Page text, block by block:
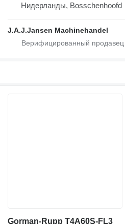
Нидерланды, Bosschenhoofd
J.A.J.Jansen Machinehandel
Gorman-Rupp T4A60S-FL3